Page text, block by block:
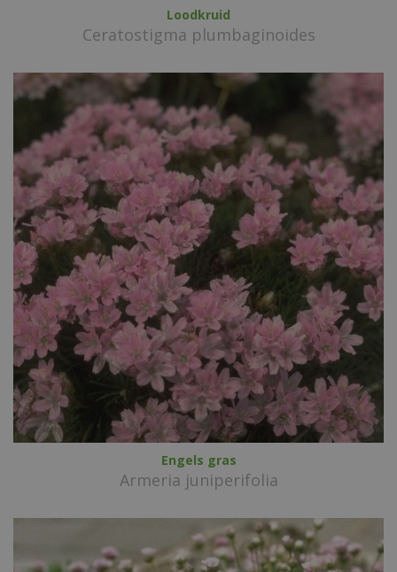
Loodkruid
Ceratostigma plumbaginoides
Engels gras
Armeria juniperifolia